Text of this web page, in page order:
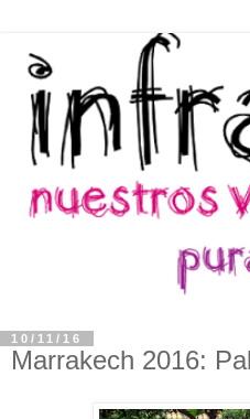
10/11/16
Marrakech 2016: